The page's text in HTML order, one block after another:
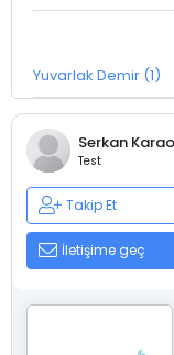
Yuvarlak Demir (1)
Serkan
Test
Takip Et
İletişime geç